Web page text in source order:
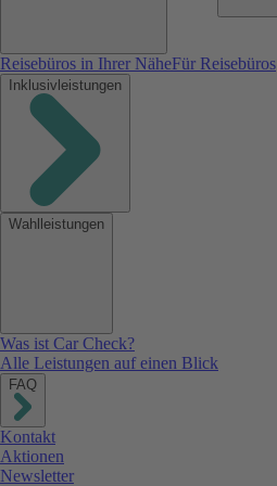
Reisebüros in Ihrer NäheFür Reisebüros
Inklusivleistungen
Wahlleistungen
Was ist Car Check?
Alle Leistungen auf einen Blick
FAQ
Kontakt
Aktionen
Newsletter